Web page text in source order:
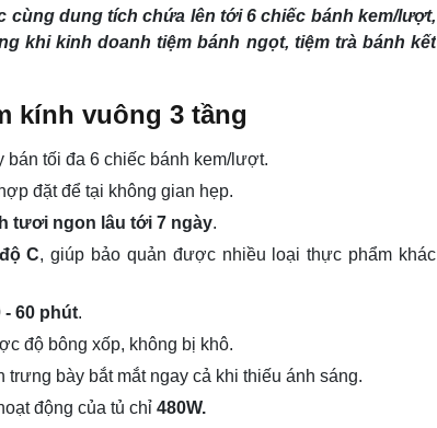
cùng dung tích chứa lên tới 6 chiếc bánh kem/lượt,
khi kinh doanh tiệm bánh ngọt, tiệm trà bánh kết
kính vuông 3 tầng
bán tối đa 6 chiếc bánh kem/lượt.
đặt để tại không gian hẹp.
tươi ngon lâu tới 7 ngày.
C, giúp bảo quản được nhiều loại thực phẩm khác
- 60 phút.
độ bông xốp, không bị khô.
bày bắt mắt ngay cả khi thiếu ánh sáng.
động của tủ chỉ 480W.